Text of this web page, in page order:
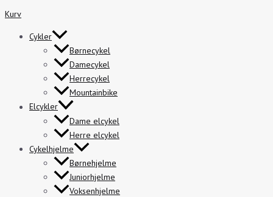
Kurv
Cykler
Børnecykel
Damecykel
Herrecykel
Mountainbike
Elcykler
Dame elcykel
Herre elcykel
Cykelhjelme
Børnehjelme
Juniorhjelme
Voksenhjelme